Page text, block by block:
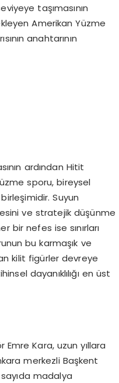
taşımasının
Amerikan Yüzme
anahtarının
ardından Hitit
sporu, bireysel
Suyun
ve stratejik düşünme
bir nefes ise sınırları
bu karmaşık ve
kilit figürler devreye
dayanıklılığı en üst
Kara, uzun yıllara
merkezli Başkent
madalya